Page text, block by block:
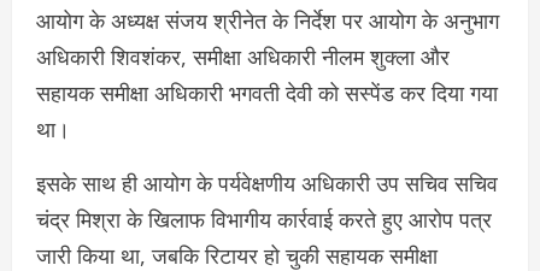
आयोग के अध्यक्ष संजय श्रीनेत के निर्देश पर आयोग के अनुभाग
अधिकारी शिवशंकर, समीक्षा अधिकारी नीलम शुक्ला और
सहायक समीक्षा अधिकारी भगवती देवी को सस्पेंड कर दिया गया
था।
इसके साथ ही आयोग के पर्यवेक्षणीय अधिकारी उप सचिव सचिव
चंद्र मिश्रा के खिलाफ विभागीय कार्रवाई करते हुए आरोप पत्र
जारी किया था, जबकि रिटायर हो चुकी सहायक समीक्षा